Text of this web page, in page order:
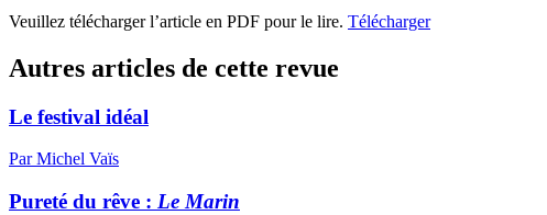
Veuillez télécharger l’article en PDF pour le lire. Télécharger
Autres articles de cette revue
Le festival idéal
Par Michel Vaïs
Pureté du rêve : Le Marin